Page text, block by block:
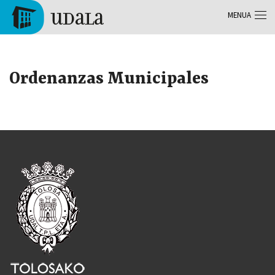
Skip to main content
Ordenanzas Municipales
MENUA